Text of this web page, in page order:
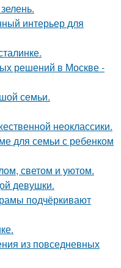
интерьер для
решений в Москве -
семьи.
неоклассики.
для семьи с ребенком
светом и уютом.
девушки.
подчёркивают
из повседневных